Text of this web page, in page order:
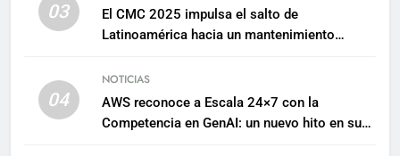
03
El CMC 2025 impulsa el salto de
Latinoamérica hacia un mantenimiento
04
NOTICIAS
AWS reconoce a Escala 24×7 con la
Competencia en GenAI: un nuevo hito en su